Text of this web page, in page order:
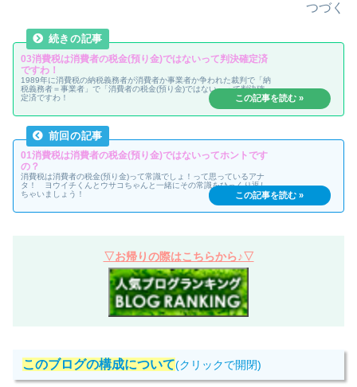
つづく
03消費税は消費者の税金(預り金)ではないって判決確定済
ですわ！
1989年に消費税の納税義務者が消費者か事業者か争われた裁判で「納
税義務者＝事業者」で「消費者の税金(預り金)ではない」って判決確
定済ですわ！
01消費税は消費者の税金(預り金)ではないってホントです
の？
消費税は消費者の税金(預り金)って常識でしょ！って思っているアナ
タ！ ヨウイチくんとウサコちゃんと一緒にその常識をひっくり返し
ちゃいましょう！
▽お帰りの際はこちらから♪▽
このブログの構成について(クリックで開閉)